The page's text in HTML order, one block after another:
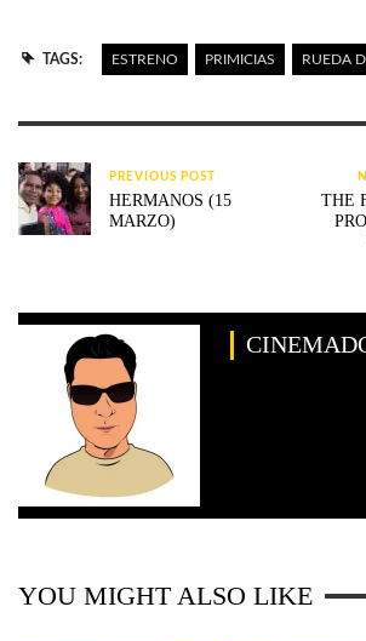
TAGS: ESTRENO PRIMICIAS RUEDA
PREVIOUS POST
HERMANOS (15
MARZO)
THE
YOU MIGHT ALSO LIKE